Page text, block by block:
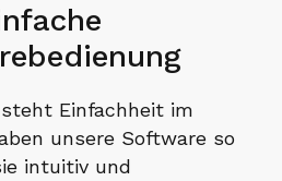
steht Einfachheit im
unsere Software so
intuitiv und